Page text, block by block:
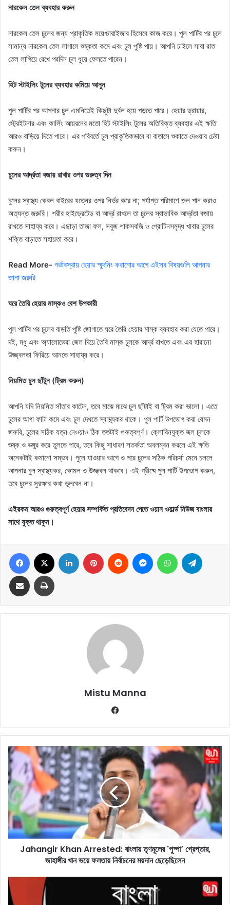
নারকেল তেল ব্যবহার করুন
নারকেল তেল চুলের জন্য প্রাকৃতিক ময়েশ্চারাইজার হিসেবে কাজ করে। পুল পার্টির পর চুলে
সামান্য নারকেল তেল লাগালে শুষ্কতা কমে এবং চুল পুষ্টি পায়। আপনি চাইলে সারা রাত
তেল লাগিয়ে রেখে পরদিন চুল ধুয়ে ফেলতে পারেন।
হিট স্টাইলিং টুলের ব্যবহার কমিয়ে আনুন
পুল পার্টির পর আপনার চুল এমনিতেই কিছুটা দুর্বল হয়ে পড়তে পারে। হেয়ার ড্রায়ার,
স্ট্রেইটনার এবং কার্লিং আয়রনের মতো হিট স্টাইলিং টুলের অতিরিক্ত ব্যবহার এই ক্ষতি
আরও বাড়িয়ে দিতে পারে। এর পরিবর্তে চুল প্রাকৃতিকভাবে বা বাতাসে শুকাতে দেওয়ার চেষ্টা
করুন।
চুলের আর্দ্রতা বজায় রাখার ওপর গুরুত্ব দিন
চুলের স্বাস্থ্য কেবল বাইরের যত্নের ওপর নির্ভর করে না; পর্যাপ্ত পরিমাণে জল পান করাও
অত্যন্ত জরুরি। শরীর হাইড্রেটেড বা আর্দ্র রাখলে তা চুলের স্বাভাবিক আর্দ্রতা বজায়
রাখতে সাহায্য করে। এছাড়া তাজা ফল, সবুজ শাকসবজি ও প্রোটিনসমৃদ্ধ খাবার চুলের
শক্তি বাড়াতে সহায়তা করে।
Read More- গর্ভাবস্থায় হেয়ার স্মুদনিং করানোর আগে এইসব বিষয়গুলি আপনার
জানা জরুরি
ঘরে তৈরি হেয়ার মাস্কও বেশ উপকারী
পুল পার্টির পর চুলের বাড়তি পুষ্টি জোগাতে ঘরে তৈরি হেয়ার মাস্ক ব্যবহার করা যেতে পারে।
দই, মধু এবং অ্যালোভেরা জেল দিয়ে তৈরি মাস্ক চুলকে আর্দ্র রাখতে এবং এর হারানো
উজ্জ্বলতা ফিরিয়ে আনতে সাহায্য করে।
নিয়মিত চুল ছাঁটুন (ট্রিম করুন)
আপনি যদি নিয়মিত সাঁতার কাটেন, তবে মাঝে মাঝে চুল ছাঁটাই বা ট্রিম করা ভালো। এতে
চুলের আগা ফাটা কমে এবং চুল দেখতে স্বাস্থ্যকর থাকে। পুল পার্টি উপভোগ করা যেমন
জরুরি, চুলের সঠিক যত্ন নেওয়াও ঠিক ততটাই গুরুত্বপূর্ণ। ক্লোরিনযুক্ত জল চুলকে
শুষ্ক ও ভঙ্গুর করে তুলতে পারে, তবে কিছু সাধারণ সতর্কতা অবলম্বন করলে এই ক্ষতি
অনেকটাই কমানো সম্ভব। পুলে যাওয়ার আগে ও পরে চুলের সঠিক পরিচর্যা মেনে চললে
আপনার চুল স্বাস্থ্যকর, কোমল ও উজ্জ্বল থাকবে। এই গ্রীষ্মে পুল পার্টি উপভোগ করুন,
তবে চুলের সুরক্ষার কথা ভুলবেন না।
এইরকম আরও গুরুত্বপূর্ণ হেয়ার সম্পর্কিত প্রতিবেদন পেতে ওয়ান ওয়ার্ল্ড নিউজ বাংলার
সাথে যুক্ত থাকুন।
Mistu Manna
bo
ok
J
a
h
a
n
g
i
r
K
A
r
Jahangir Khan Arrested: বাংলায় তৃণমূলের 'পুষ্পা' গ্রেপ্তার,
জাহাঙ্গীর খান ভয়ে ফলতায় নির্বাচনের ময়দান ছেড়েছিলেন
O
n